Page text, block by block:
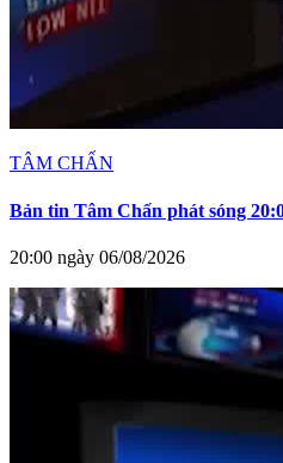
TÂM CHẤN
Bản tin Tâm Chấn phát sóng
20:00 ngày 06/08/2026